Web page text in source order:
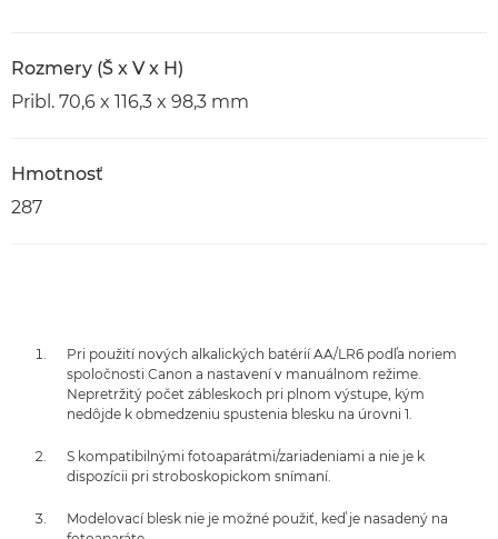
Rozmery (Š x V x H)
Pribl. 70,6 x 116,3 x 98,3 mm
Hmotnosť
287
Pri použití nových alkalických batérií AA/LR6 podľa noriem
spoločnosti Canon a nastavení v manuálnom režime.
Nepretržitý počet zábleskoch pri plnom výstupe, kým
nedôjde k obmedzeniu spustenia blesku na úrovni 1.
S kompatibilnými fotoaparátmi/zariadeniami a nie je k
dispozícii pri stroboskopickom snímaní.
Modelovací blesk nie je možné použiť, keď je nasadený na